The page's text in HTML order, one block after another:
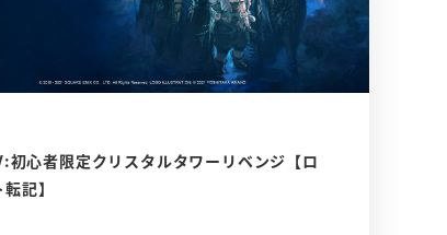
初心者限定クリスタルタワーリベンジ【ロ
記】